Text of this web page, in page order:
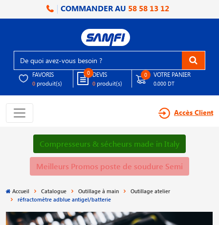
COMMANDER AU 58 58 13 12
FAVORIS
0 produit(s)
0 DEVIS
0 produit(s)
0 VOTRE PANIER
0.000 DT
Accès Client
Compresseurs & sécheurs made in Italy
Meilleurs Promos poste de soudure Semi
Accueil Catalogue Outillage à main
Outillage atelier
réfractomètre adblue antigel/batterie